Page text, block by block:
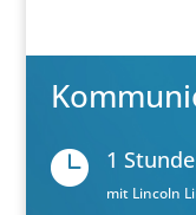
1
mit Lincoln